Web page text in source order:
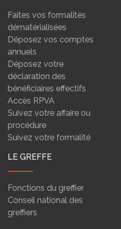
Faites vos formalités
dématérialisées
Déposez vos comptes
annuels
Déposez votre
déclaration des
bénéficiaires effectifs
Accès RPVA
Suivez votre affaire ou
procédure
Suivez votre formalité
LE GREFFE
Fonctions du greffier
Conseil national des
greffiers